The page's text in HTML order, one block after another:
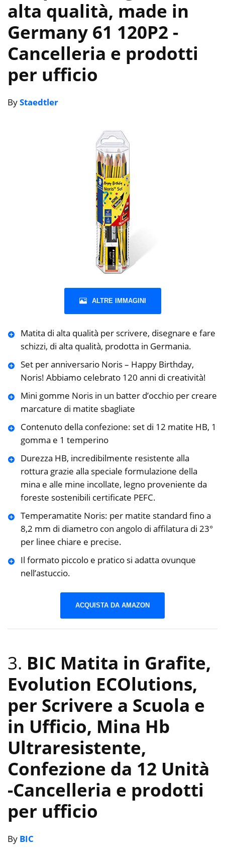
alta qualità, made in
Germany 61 120P2 -
Cancelleria e prodotti
per ufficio
ByStaedtler
ALTRE IMMAGINI
Matita di alta qualità per scrivere, disegnare e fare
schizzi, di alta qualità, prodotta in Germania.
Set per anniversario Noris – Happy Birthday,
Noris! Abbiamo celebrato 120 anni di creatività!
Mini gomme Noris in un batter d’occhio per creare
marcature di matite sbagliate
Contenuto della confezione: set di 12 matite HB, 1
gomma e 1 temperino
Durezza HB, incredibilmente resistente alla
rottura grazie alla speciale formulazione della
mina e alle mine incollate, legno proveniente da
foreste sostenibili certificate PEFC.
Temperamatite Noris: per matite standard fino a
8,2 mm di diametro con angolo di affilatura di 23°
per linee chiare e precise.
Il formato piccolo e pratico si adatta ovunque
nell’astuccio.
ACQUISTA DA AMAZON
3. BIC Matita in Grafite,
Evolution ECOlutions,
per Scrivere a Scuola e
in Ufficio, Mina Hb
Ultraresistente,
Confezione da 12 Unità
-Cancelleria e prodotti
per ufficio
By BIC